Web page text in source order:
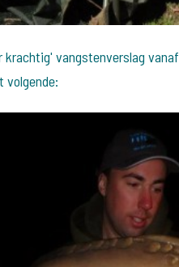
krachtig' vangstenverslag vanaf